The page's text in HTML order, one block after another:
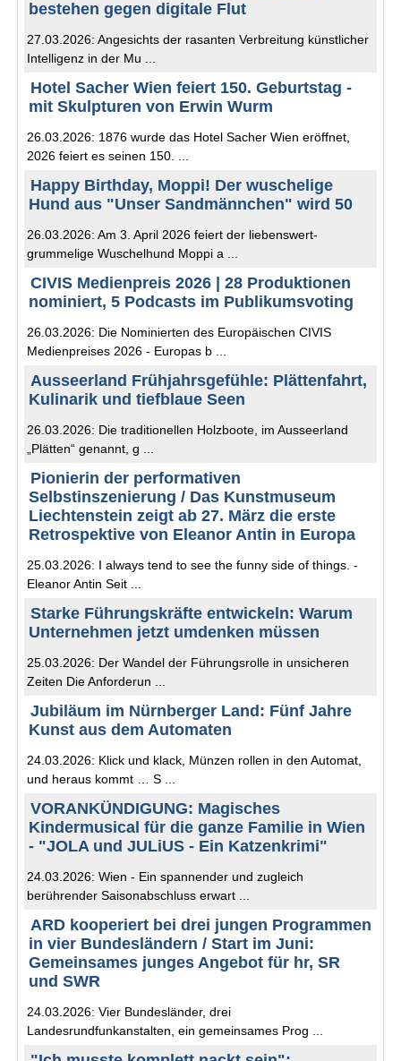
bestehen gegen digitale Flut
27.03.2026: Angesichts der rasanten Verbreitung künstlicher
Intelligenz in der Mu ...
Hotel Sacher Wien feiert 150. Geburtstag -
mit Skulpturen von Erwin Wurm
26.03.2026: 1876 wurde das Hotel Sacher Wien eröffnet,
2026 feiert es seinen 150. ...
Happy Birthday, Moppi! Der wuschelige
Hund aus "Unser Sandmännchen" wird 50
26.03.2026: Am 3. April 2026 feiert der liebenswert-
grummelige Wuschelhund Moppi a ...
CIVIS Medienpreis 2026 | 28 Produktionen
nominiert, 5 Podcasts im Publikumsvoting
26.03.2026: Die Nominierten des Europäischen CIVIS
Medienpreises 2026 - Europas b ...
Ausseerland Frühjahrsgefühle: Plättenfahrt,
Kulinarik und tiefblaue Seen
26.03.2026: Die traditionellen Holzboote, im Ausseerland
„Plätten“ genannt, g ...
Pionierin der performativen
Selbstinszenierung / Das Kunstmuseum
Liechtenstein zeigt ab 27. März die erste
Retrospektive von Eleanor Antin in Europa
25.03.2026: I always tend to see the funny side of things. -
Eleanor Antin Seit ...
Starke Führungskräfte entwickeln: Warum
Unternehmen jetzt umdenken müssen
25.03.2026: Der Wandel der Führungsrolle in unsicheren
Zeiten Die Anforderun ...
Jubiläum im Nürnberger Land: Fünf Jahre
Kunst aus dem Automaten
24.03.2026: Klick und klack, Münzen rollen in den Automat,
und heraus kommt … S ...
VORANKÜNDIGUNG: Magisches
Kindermusical für die ganze Familie in Wien
- "JOLA und JULiUS - Ein Katzenkrimi"
24.03.2026: Wien - Ein spannender und zugleich
berührender Saisonabschluss erwart ...
ARD kooperiert bei drei jungen Programmen
in vier Bundesländern / Start im Juni:
Gemeinsames junges Angebot für hr, SR
und SWR
24.03.2026: Vier Bundesländer, drei
Landesrundfunkanstalten, ein gemeinsames Prog ...